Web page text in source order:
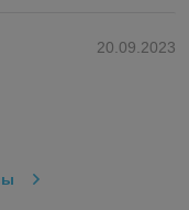
20.09.2023